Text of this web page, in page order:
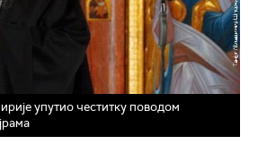
упутио честитку поводом